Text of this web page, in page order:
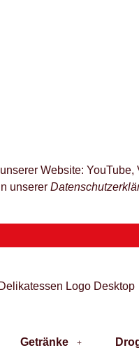
Website:
unserer
Getränke